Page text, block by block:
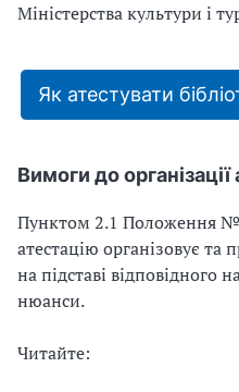
Міністерства культури і
Як атестувати
Вимоги до організації
Пунктом 2.1 Положення
атестацію організовує та
на підставі відповідного
нюанси.
Читайте: